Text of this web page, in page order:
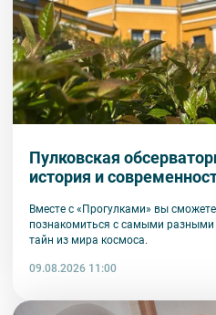
Пулковская
история и
Вместе с «Прогулками» вы
познакомиться с самыми разными
тайн из мира космоса.
09.08.2026 11:00